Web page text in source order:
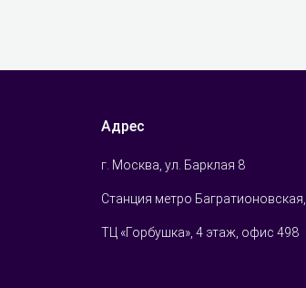
Адрес
г. Москва, ул. Барклая 8
Станция метро Багратионовская,
ТЦ «Горбушка», 4 этаж, офис 498